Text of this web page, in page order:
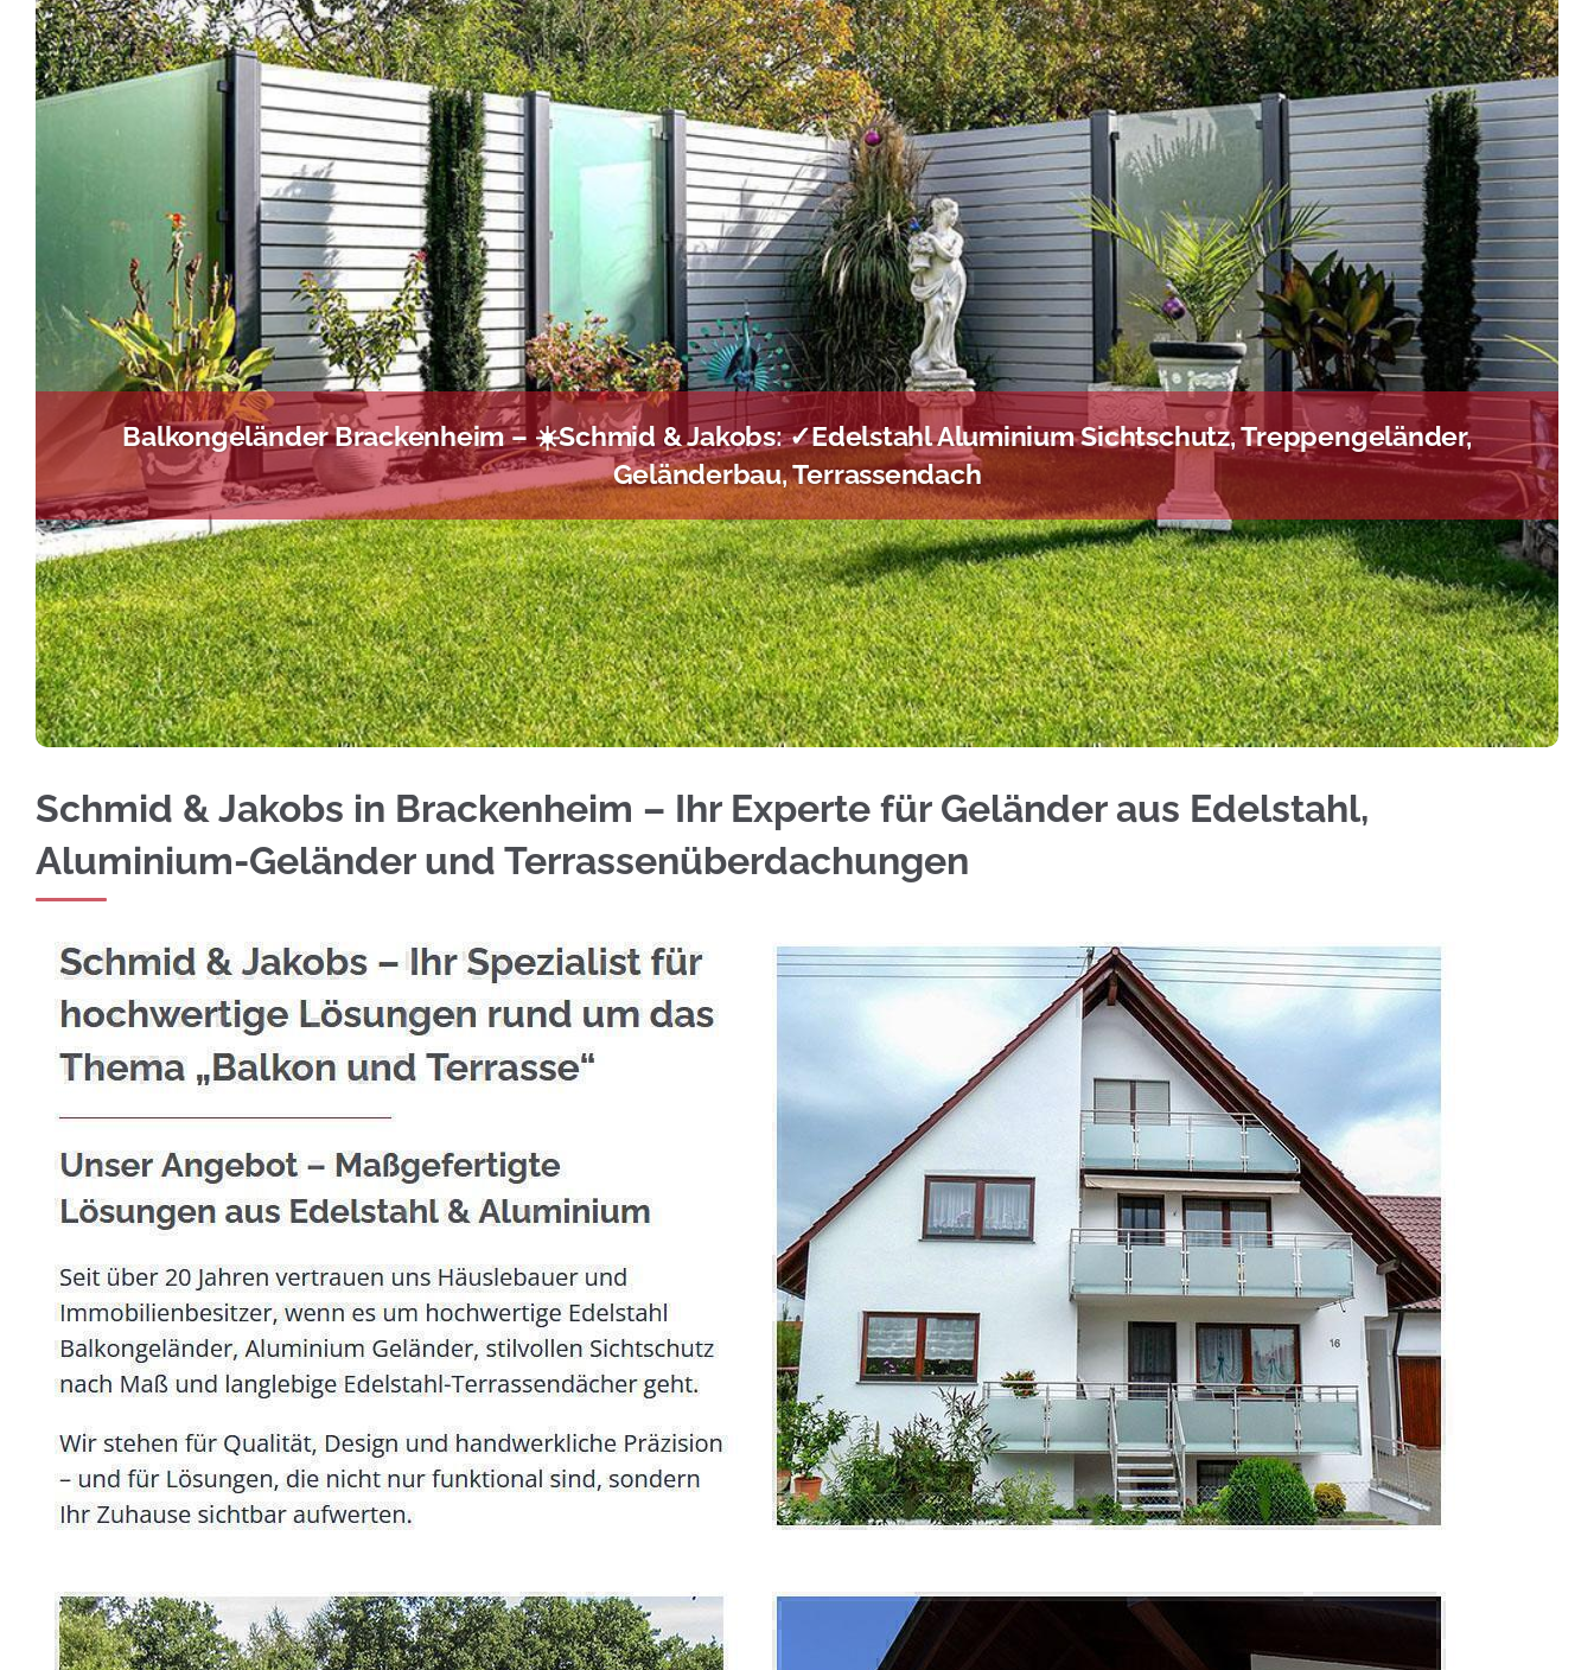
Balkongeländer Brackenheim – ☀️Schmid & Jakobs: ✓Edelstahl Aluminium Sichtschutz, Treppengeländer,
Geländerbau, Terrassendach
Erfahren Sie mehr über Edelstahl Balkongeländer für Brackenheim bei ☀️Schmid & Jakobs oder ✓Aluminium Sichtschutz, Treppengeländer,
Schmid & Jakobs in Brackenheim – Ihr Experte für Geländer aus Edelstahl,
Aluminium-Geländer und Terrassenüberdachungen